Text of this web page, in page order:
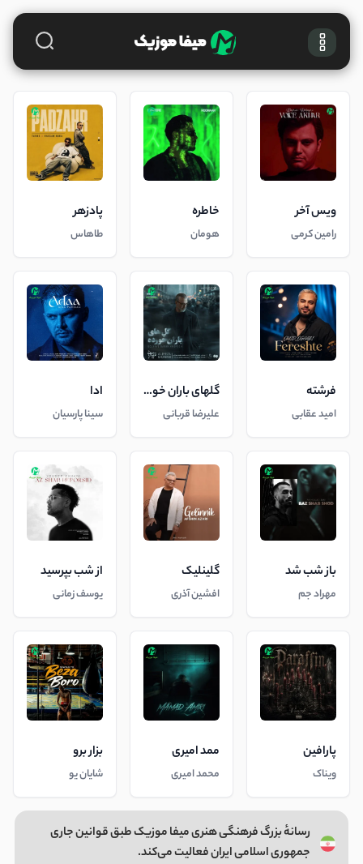
ویس آخر
رامین کرمی
خاطره
هومان
پادزهر
طاهاس
فرشته
امید عقابی
گلهای باران خورده
علیرضا قربانی
ادا
سینا پارسیان
باز شب شد
مهراد جم
گلینلیک
افشین آذری
از شب بپرسید
یوسف زمانی
پارافین
ویناک
ممد امیری
محمد امیری
بزار برو
شایان یو
رسانهٔ بزرگ فرهنگی هنری میفا موزیک طبق قوانین جاری
جمهوری اسلامی ایران فعالیت می‌کند.